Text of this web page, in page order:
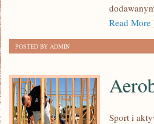
Read More
POSTED BY ADMIN
Sport i